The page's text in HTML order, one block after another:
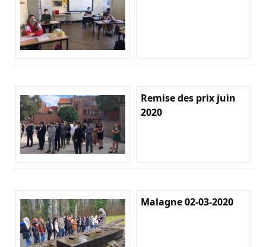
Remise des prix juin
2020
Malagne 02-03-2020